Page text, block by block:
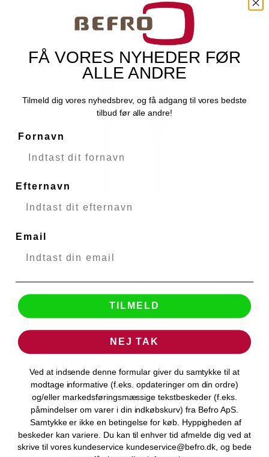
49271
Tilslutning: 3,5mm jack, Lightning
Forpakningsvolume (l): 0.14
Vægt (g): 10
Nettovægt (g): 9
Højde (emballage): 140
Bredde: 100
FÅ VORES NYHEDER FØR
ALLE ANDRE
Tilmeld dig vores nyhedsbrev, og få adgang til vores bedste
tilbud før alle andre!
Fornavn
Efternavn
Email
TILMELD
NEJ TAK
Ved at indsende denne formular giver du samtykke til at
modtage informative (f.eks. opdateringer om din ordre)
og/eller markedsføringsmæssige tekstbeskeder (f.eks.
påmindelser om varer i din indkøbskurv) fra Befro ApS.
Samtykke er ikke en betingelse for køb. Hyppigheden af
beskeder kan variere. Du kan til enhver tid afmelde dig ved at
skrive til vores kundeservice kundeservice@befro.dk, og bede